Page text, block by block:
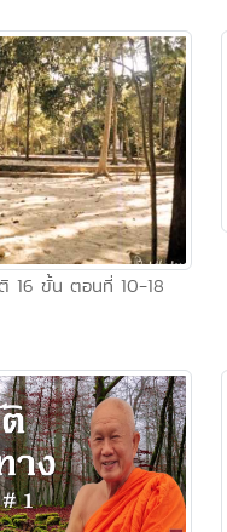
16 ขั้น ตอนที่ 10-18